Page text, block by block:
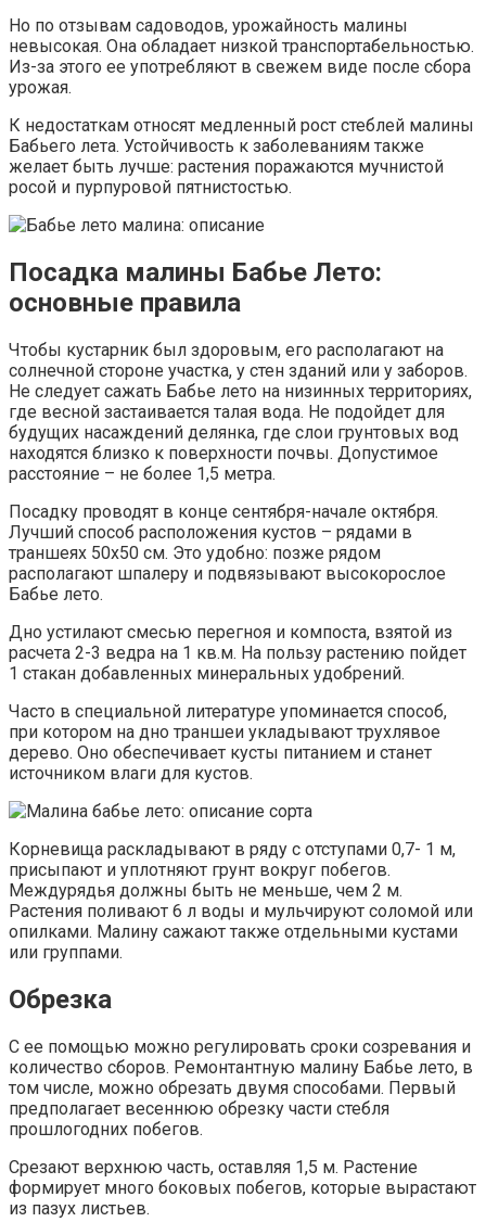
Но по отзывам садоводов, урожайность малины
невысокая. Она обладает низкой транспортабельностью.
Из-за этого ее употребляют в свежем виде после сбора
урожая.
К недостаткам относят медленный рост стеблей малины
Бабьего лета. Устойчивость к заболеваниям также
желает быть лучше: растения поражаются мучнистой
росой и пурпуровой пятнистостью.
Посадка малины Бабье Лето:
основные правила
Чтобы кустарник был здоровым, его располагают на
солнечной стороне участка, у стен зданий или у заборов.
Не следует сажать Бабье лето на низинных территориях,
где весной застаивается талая вода. Не подойдет для
будущих насаждений делянка, где слои грунтовых вод
находятся близко к поверхности почвы. Допустимое
расстояние – не более 1,5 метра.
Посадку проводят в конце сентября-начале октября.
Лучший способ расположения кустов – рядами в
траншеях 50х50 см. Это удобно: позже рядом
располагают шпалеру и подвязывают высокорослое
Бабье лето.
Дно устилают смесью перегноя и компоста, взятой из
расчета 2-3 ведра на 1 кв.м. На пользу растению пойдет
1 стакан добавленных минеральных удобрений.
Часто в специальной литературе упоминается способ,
при котором на дно траншеи укладывают трухлявое
дерево. Оно обеспечивает кусты питанием и станет
источником влаги для кустов.
Корневища раскладывают в ряду с отступами 0,7- 1 м,
присыпают и уплотняют грунт вокруг побегов.
Междурядья должны быть не меньше, чем 2 м.
Растения поливают 6 л воды и мульчируют соломой или
опилками. Малину сажают также отдельными кустами
или группами.
Обрезка
С ее помощью можно регулировать сроки созревания и
количество сборов. Ремонтантную малину Бабье лето, в
том числе, можно обрезать двумя способами. Первый
предполагает весеннюю обрезку части стебля
прошлогодних побегов.
Срезают верхнюю часть, оставляя 1,5 м. Растение
формирует много боковых побегов, которые вырастают
из пазух листьев.